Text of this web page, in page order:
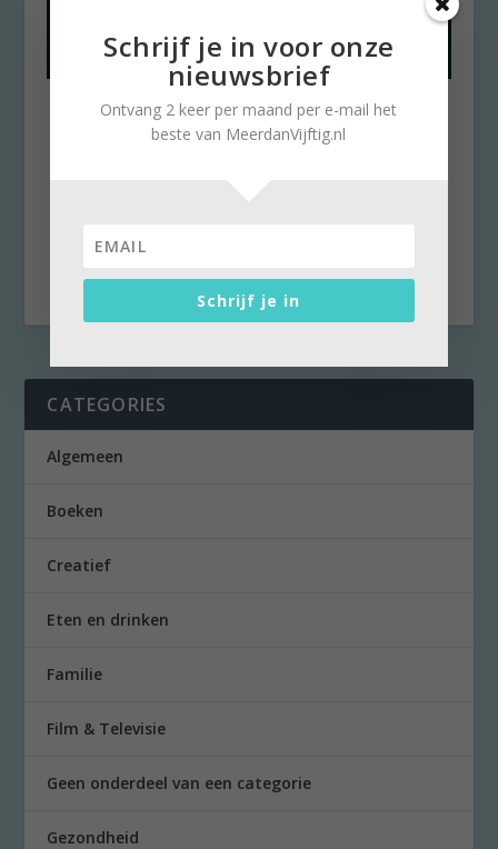
5 Ergernissen om achter te
laten in 2019
CATEGORIES
Algemeen
Boeken
Creatief
Eten en drinken
Familie
Film & Televisie
Geen onderdeel van een categorie
Gezondheid
Schrijf je in voor onze
nieuwsbrief
Ontvang 2 keer per maand per e-mail het
beste van MeerdanVijftig.nl
Schrijf je in